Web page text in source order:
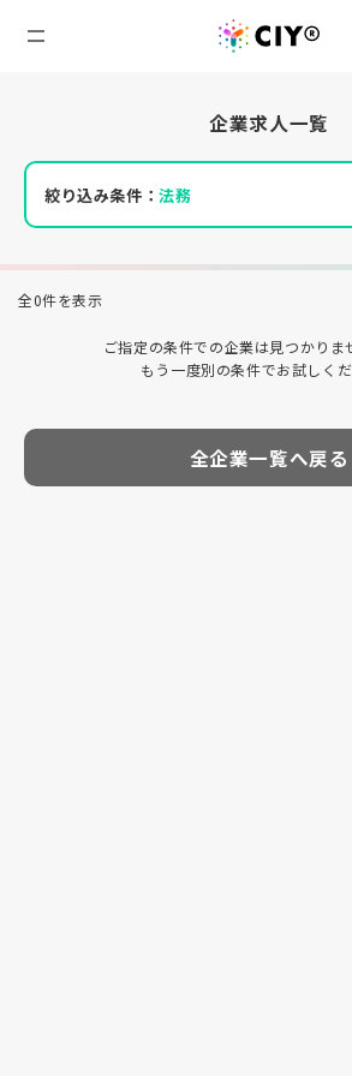
企業求人一覧
絞り込み条件：法務
全0件を表示
ご指定の条件での企業は見つかりま
もう一度別の条件でお試しくだ
全企業一覧へ戻る